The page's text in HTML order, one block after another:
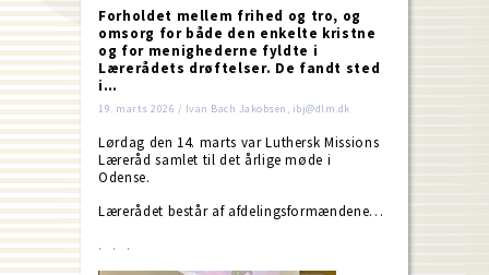
Forholdet mellem frihed og tro, og
omsorg for både den enkelte kristne
og for menighederne fyldte i
Lærerådets drøftelser. De fandt sted
i…
19. marts 2026 / Ivan Bach Jakobsen, ibj@dlm.dk
Lørdag den 14. marts var Luthersk Missions
Læreråd samlet til det årlige møde i
Odense.
Lærerådet består af afdelingsformændene…